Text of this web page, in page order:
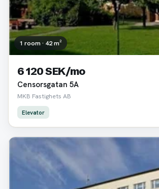
1 room · 42 m²
6 120 SEK/mo
Censorsgatan 5A
MKB Fastighets AB
Elevator